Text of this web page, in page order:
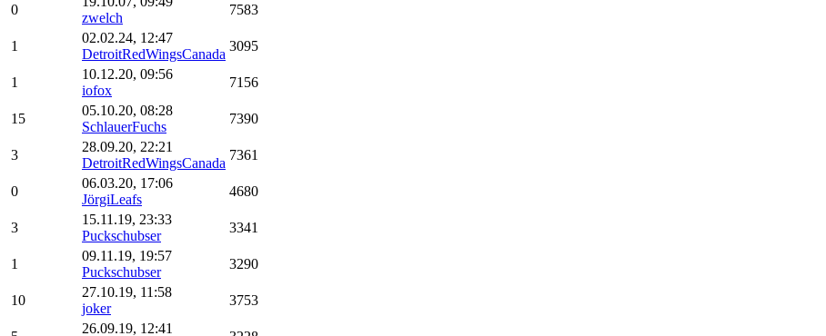
0
zwelch
7583
1
02.02.24, 12:47
DetroitRedWingsCanada
3095
1
10.12.20, 09:56
iofox
7156
15
05.10.20, 08:28
SchlauerFuchs
7390
3
28.09.20, 22:21
DetroitRedWingsCanada
7361
0
06.03.20, 17:06
JörgiLeafs
4680
3
15.11.19, 23:33
Puckschubser
3341
1
09.11.19, 19:57
Puckschubser
3290
10
27.10.19, 11:58
joker
3753
26.09.19, 12:41